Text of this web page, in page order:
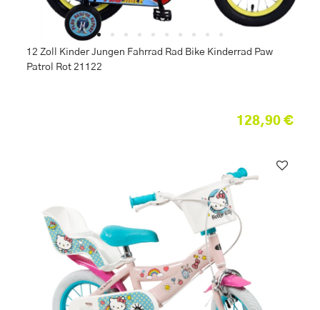
12 Zoll Kinder Jungen Fahrrad Rad Bike Kinderrad Paw
Patrol Rot 21122
128,90 €